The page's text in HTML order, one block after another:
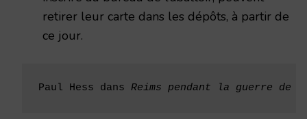
retirer leur carte dans les dépôts, à partir de
ce jour.
Paul Hess dans Reims pendant la guerre de